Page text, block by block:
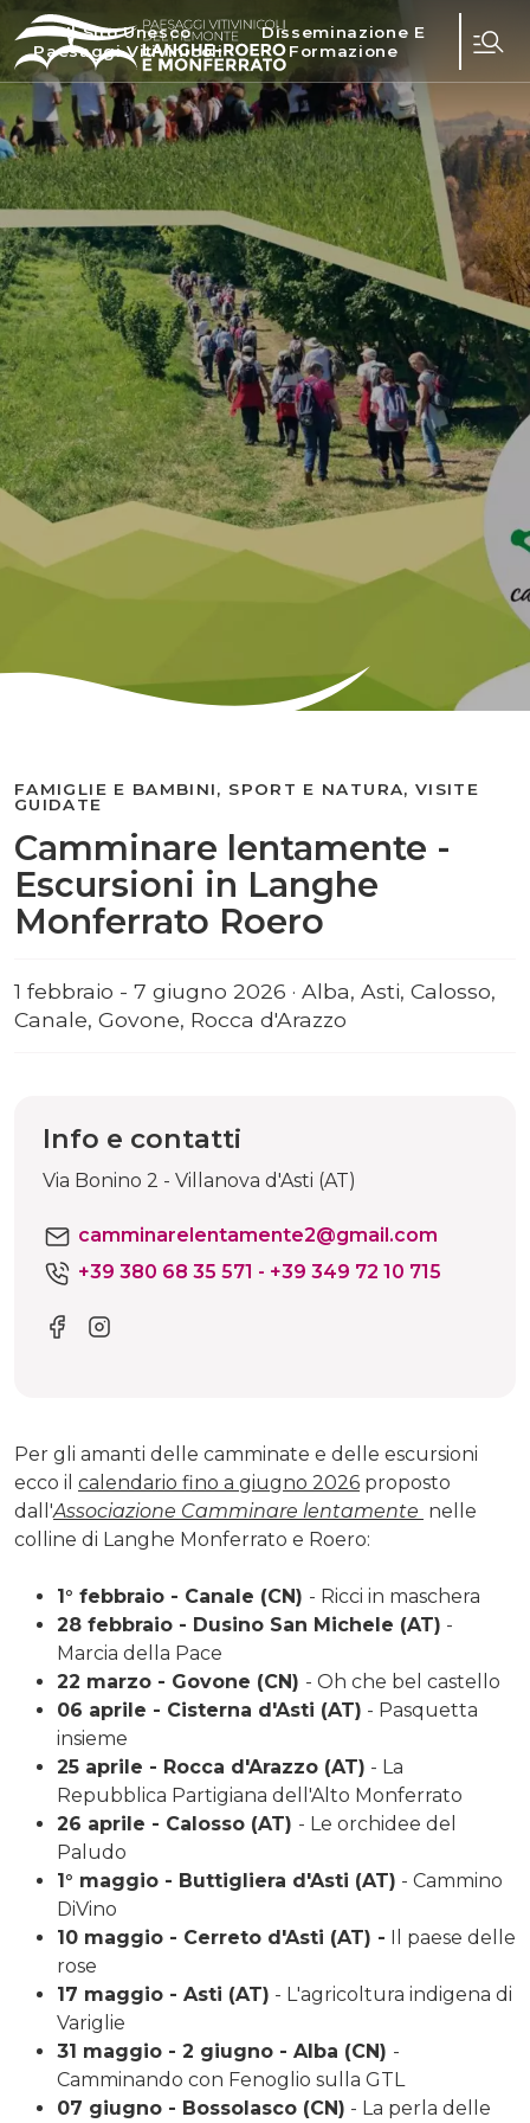
Il Sito Unesco
Paesaggi Vitivinicoli
Disseminazione E
Formazione
Camminare lentamente -
Escursioni in Langhe
Monferrato Roero
FAMIGLIE E BAMBINI, SPORT E NATURA, VISITE
GUIDATE
1 febbraio - 7 giugno 2026 · Alba, Asti, Calosso,
Canale, Govone, Rocca d'Arazzo
Per gli amanti delle camminate e delle escursioni
ecco il calendario fino a giugno 2026 proposto
dall'Associazione Camminare lentamente nelle
colline di Langhe Monferrato e Roero:
1° febbraio - Canale (CN) - Ricci in maschera
28 febbraio - Dusino San Michele (AT) -
Marcia della Pace
22 marzo - Govone (CN) - Oh che bel castello
06 aprile - Cisterna d'Asti (AT) - Pasquetta
insieme
25 aprile - Rocca d'Arazzo (AT) - La
Repubblica Partigiana dell'Alto Monferrato
26 aprile - Calosso (AT) - Le orchidee del
Paludo
1° maggio - Buttigliera d'Asti (AT) - Cammino
DiVino
10 maggio - Cerreto d'Asti (AT) - Il paese delle
rose
17 maggio - Asti (AT) - L'agricoltura indigena di
Variglie
31 maggio - 2 giugno - Alba (CN) -
Camminando con Fenoglio sulla GTL
07 giugno - Bossolasco (CN) - La perla delle
Info e contatti
Via Bonino 2 - Villanova d'Asti (AT)
camminarelentamente2@gmail.com
+39 380 68 35 571 - +39 349 72 10 715